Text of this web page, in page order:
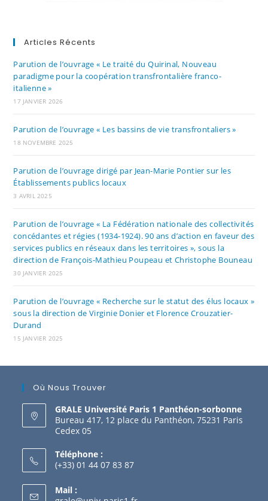
Articles Récents
Parution de l’ouvrage « Le traité du Quirinal, Nouveau
paradigme pour la coopération transfrontalière franco-
italienne »
17 JANVIER 2026
Parution de l’ouvrage « Les bassins de vie transfrontaliers »
18 NOVEMBRE 2025
Parution de l’ouvrage dirigé par Jean-Marie Pontier sur les
Établissements publics locaux
3 AVRIL 2025
Parution de l’ouvrage « La Fédération nationale des collectivités
concédantes et régies (1934-1924). 90 ans d’action en faveur des
services publics en réseaux dans les territoires », sous la
direction de François-Mathieu Poupeau et Christophe Bouneau
30 JANVIER 2025
Parution de l’ouvrage « Recherche sur le statut des élus locaux »
sous la direction de Virginie Donier et Florence Crouzatier-
Durand
15 JANVIER 2025
Où Nous Trouver
GRALE Université Paris 1 Panthéon-sorbonne
Bureau 417, 12 place du Panthéon, 75231 Paris
Cedex 05
Téléphone :
(+33) 01 44 07 83 87
Mail :